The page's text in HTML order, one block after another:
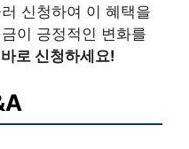
신청하여 이 혜택을
이 긍정적인 변화를
로 신청하세요!